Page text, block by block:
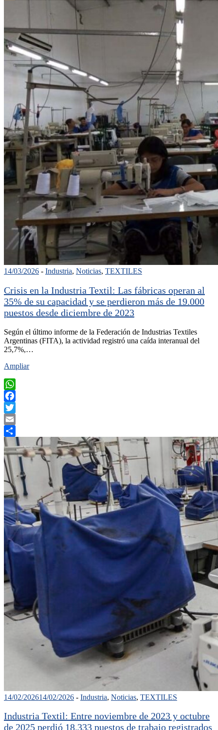
14/03/2026 - Industria, Noticias, TEXTILES
Crisis en la Industria Textil: Las fábricas operan al
35% de su capacidad y se perdieron más de 19.000
puestos desde diciembre de 2023
Según el último informe de la Federación de Industrias Textiles
Argentinas (FITA), la actividad registró una caída interanual del
25,7%,…
Ampliar
WhatsApp
Facebook
Twitter
Email
Compartir
14/02/202614/02/2026 - Industria, Noticias, TEXTILES
Industria Textil: Entre noviembre de 2023 y octubre
de 2025 perdió 18.333 puestos de trabajo registrados